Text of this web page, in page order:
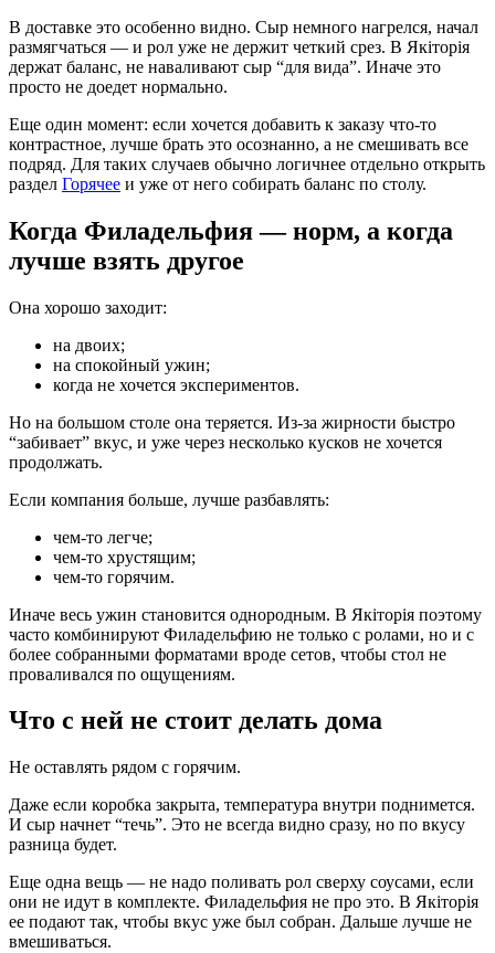
В доставке это особенно видно. Сыр немного нагрелся, начал
размягчаться — и рол уже не держит четкий срез. В Якіторія
держат баланс, не наваливают сыр “для вида”. Иначе это
просто не доедет нормально.
Еще один момент: если хочется добавить к заказу что-то
контрастное, лучше брать это осознанно, а не смешивать все
подряд. Для таких случаев обычно логичнее отдельно открыть
раздел Горячее и уже от него собирать баланс по столу.
Когда Филадельфия — норм, а когда
лучше взять другое
Она хорошо заходит:
на двоих;
на спокойный ужин;
когда не хочется экспериментов.
Но на большом столе она теряется. Из-за жирности быстро
“забивает” вкус, и уже через несколько кусков не хочется
продолжать.
Если компания больше, лучше разбавлять:
чем-то легче;
чем-то хрустящим;
чем-то горячим.
Иначе весь ужин становится однородным. В Якіторія поэтому
часто комбинируют Филадельфию не только с ролами, но и с
более собранными форматами вроде сетов, чтобы стол не
проваливался по ощущениям.
Что с ней не стоит делать дома
Не оставлять рядом с горячим.
Даже если коробка закрыта, температура внутри поднимется.
И сыр начнет “течь”. Это не всегда видно сразу, но по вкусу
разница будет.
Еще одна вещь — не надо поливать рол сверху соусами, если
они не идут в комплекте. Филадельфия не про это. В Якіторія
ее подают так, чтобы вкус уже был собран. Дальше лучше не
вмешиваться.